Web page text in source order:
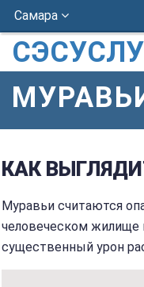
Самара
КАК
Муравьи считаются
человеческом жилище
существенный урон